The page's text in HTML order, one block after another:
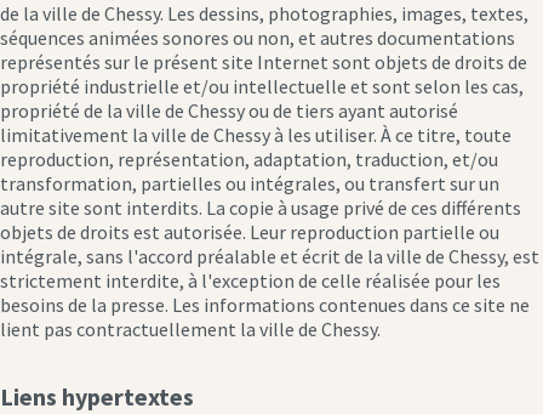
de la ville de Chessy. Les dessins, photographies, images, textes,
séquences animées sonores ou non, et autres documentations
représentés sur le présent site Internet sont objets de droits de
propriété industrielle et/ou intellectuelle et sont selon les cas,
propriété de la ville de Chessy ou de tiers ayant autorisé
limitativement la ville de Chessy à les utiliser. À ce titre, toute
reproduction, représentation, adaptation, traduction, et/ou
transformation, partielles ou intégrales, ou transfert sur un
autre site sont interdits. La copie à usage privé de ces différents
objets de droits est autorisée. Leur reproduction partielle ou
intégrale, sans l'accord préalable et écrit de la ville de Chessy, est
strictement interdite, à l'exception de celle réalisée pour les
besoins de la presse. Les informations contenues dans ce site ne
lient pas contractuellement la ville de Chessy.
Liens hypertextes